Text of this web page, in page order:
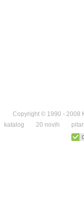
Copyright © 1990 - 2008
katalog 20 novih